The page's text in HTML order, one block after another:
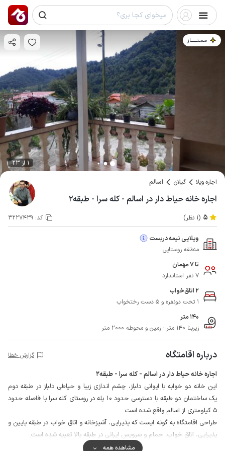
مـمـتــــــاز
1 از 23
اجاره ویلا گیلان اسالم
اجاره خانه حیاط دار در اسالم - کله سرا - طبقه۲
5 (1 نظر) کد: 3227439
ویلایی نیمه دربست
منطقه روستایی
تا 7 مهمان
7 نفر استاندارد
2 اتاق‌خواب
1 تخت دونفره و 5 دست رختخواب
140 متر
زیربنا 140 متر - زمین و محوطه 2000 متر
درباره اقامتگاه گزارش خطا
اجاره خانه حیاط دار در اسالم - کله سرا - طبقه2
این خانه دو خوابه با ایوانی دلباز، چشم اندازی زیبا و حیاطی دلباز در طبقه دوم
یک ساختمان دو طبقه با دسترسی حدود 10 پله در روستای کله سرا با فاصله حدود
5 کیلومتری از اسالم واقع شده است.
طراحی اقامتگاه به گونه ایست که پذیرایی، آشپزخانه و اتاق خواب در طبقه پایین و
پذیرایی، اتاق خواب، حمام و سرویس ایرانی در طبقه بالا تعبیه شده است.
اطراف محوطه این خانه حیاط دار با دیوار محصور است و میزبان ینز در طبقه
مشاهده همه